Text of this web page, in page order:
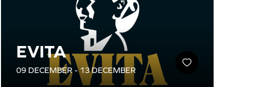
EVITA
09 DECEMBER - 13 DECEMBER